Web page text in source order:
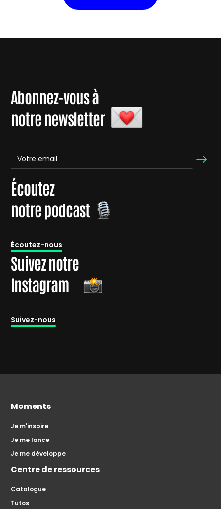
Abonnez-vous à
notre newsletter
Écoutez
notre podcast
Écoutez-nous
Suivez notre
Instagram
Suivez-nous
Moments
Je m'inspire
Je me lance
Je me développe
Centre de ressources
Catalogue
Tutos